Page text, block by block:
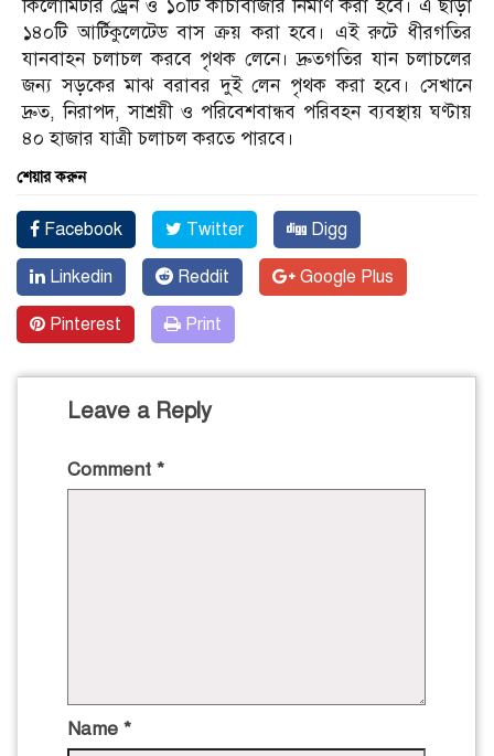
কিলোমিটার ড্রেন ও ১০টি কাঁচাবাজার নির্মাণ করা হবে। এ ছাড়া
১৪০টি আর্টিকুলেটেড বাস ক্রয় করা হবে। এই রুটে ধীরগতির
যানবাহন চলাচল করবে পৃথক লেনে। দ্রুতগতির যান চলাচলের
জন্য সড়কের মাঝ বরাবর দুই লেন পৃথক করা হবে। সেখানে
দ্রুত, নিরাপদ, সাশ্রয়ী ও পরিবেশবান্ধব পরিবহন ব্যবস্থায় ঘণ্টায়
৪০ হাজার যাত্রী চলাচল করতে পারবে।
শেয়ার করুন
Facebook Twitter Digg
Linkedin Reddit Google Plus
Pinterest Print
Leave a Reply
Comment *
Name *